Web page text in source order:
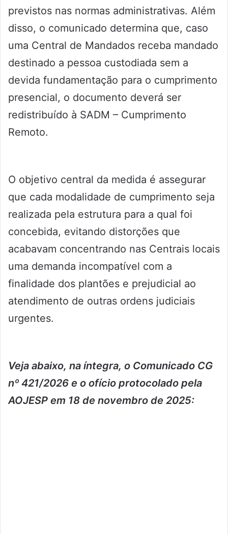
previstos nas normas administrativas. Além
disso, o comunicado determina que, caso
uma Central de Mandados receba mandado
destinado a pessoa custodiada sem a
devida fundamentação para o cumprimento
presencial, o documento deverá ser
redistribuído à SADM – Cumprimento
Remoto.
O objetivo central da medida é assegurar
que cada modalidade de cumprimento seja
realizada pela estrutura para a qual foi
concebida, evitando distorções que
acabavam concentrando nas Centrais locais
uma demanda incompatível com a
finalidade dos plantões e prejudicial ao
atendimento de outras ordens judiciais
urgentes.
Veja abaixo, na íntegra, o Comunicado CG
nº 421/2026 e o ofício protocolado pela
AOJESP em 18 de novembro de 2025: